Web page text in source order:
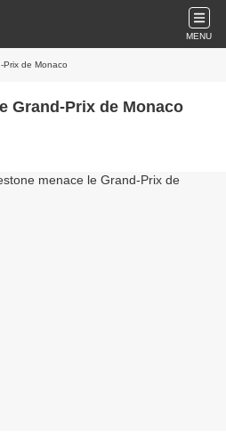
MENU
Prix de Monaco
Grand-Prix de Monaco